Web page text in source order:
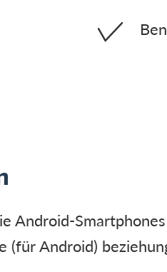
Android-
(für Android)